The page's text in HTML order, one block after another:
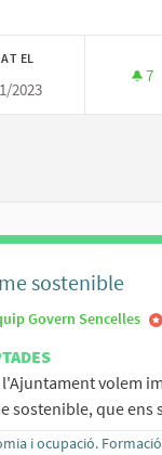
AUTÒNOMES
D'EMPRESES I
EL
2023
7
sostenible
Govern Sencelles
l'Ajuntament volem
sostenible, que ens
al filtrar per la
i ocupació.